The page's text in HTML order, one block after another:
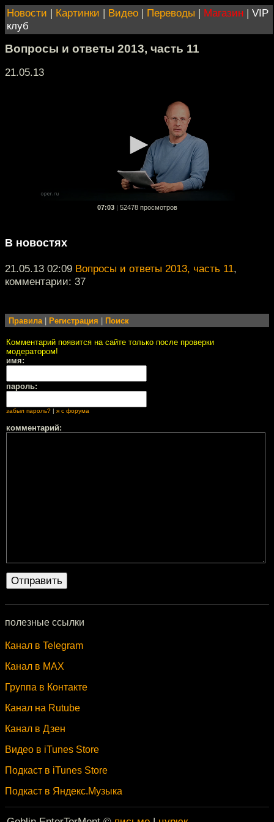
Новости | Картинки | Видео | Переводы | Магазин | VIP
клуб
Вопросы и ответы 2013, часть 11
21.05.13
07:03 52478 просмотров
В новостях
21.05.13 02:09 Вопросы и ответы 2013, часть 11,
комментарии: 37
Правила| Регистрация Поиск
Комментарий появится на сайте только после проверки
модератором!
имя:
пароль:
забыл пароль? я с форума
комментарий:
полезные ссылки
Канал в Telegram
Канал в MAX
Группа в Контакте
Канал на Rutube
Канал в Дзен
Видео в iTunes Store
Подкаст в iTunes Store
Подкаст в Яндекс.Музыка